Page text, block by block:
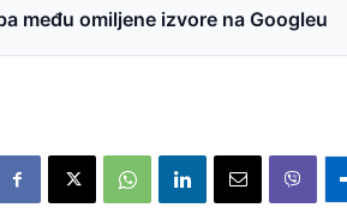
među omiljene izvore na Googleu